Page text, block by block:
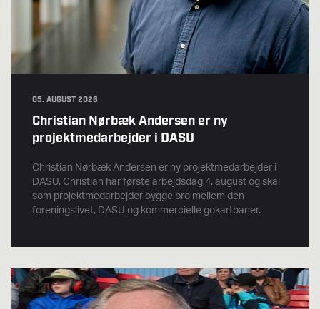
05. AUGUST 2026
Christian Nørbæk Andersen er ny
projektmedarbejder i DASU
Christian Nørbæk Andersen er ny projektmedarbejder i
DASU. Christian har første arbejdsdag 4. august og skal
som projektmedarbejder bygge bro mellem den
foreningslivet, DASU og kommercielle gokartbaner.